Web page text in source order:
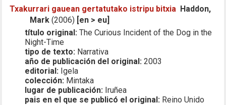
Txakurrari gauean gertatutako istripu bitxia Haddon,
Mark (2006) [en > eu]
título original: The Curious Incident of the Dog in the
Night-Time
tipo de texto: Narrativa
año de publicación del original: 2003
editorial: Igela
colección: Mintaka
lugar de publicación: Iruñea
pais en el que se publicó el original: Reino Unido